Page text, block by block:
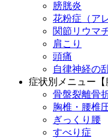
膀胱炎
花粉症（ア
関節リウマ
肩こり
頭痛
自律神経の
症状別メニュー【
骨盤裂離骨
胸椎・腰椎
ぎっくり腰
すべり症